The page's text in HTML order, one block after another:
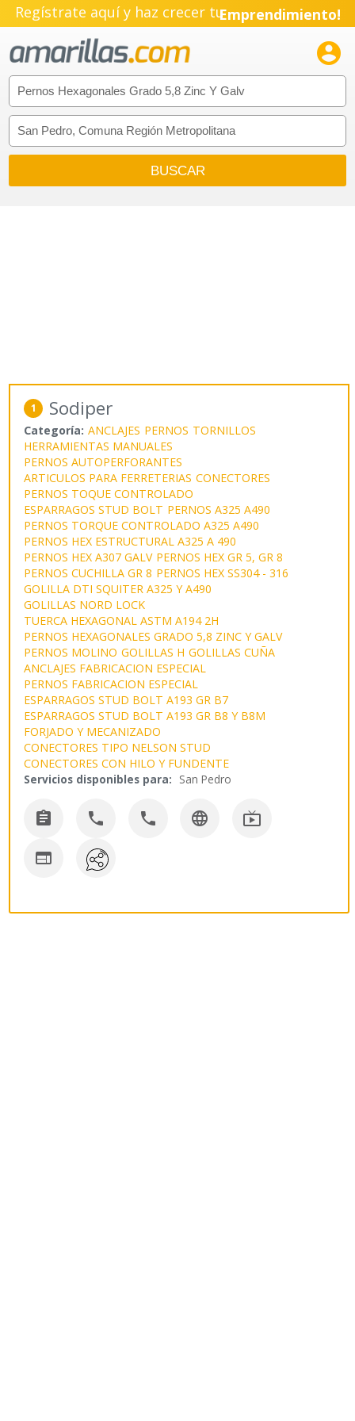
Regístrate aquí y haz crecer tuEmprendimiento!

1 Sodiper
Categoría: ANCLAJES PERNOS TORNILLOS
HERRAMIENTAS MANUALES
PERNOS AUTOPERFORANTES
ARTICULOS PARA FERRETERIAS CONECTORES
PERNOS TOQUE CONTROLADO
ESPARRAGOS STUD BOLT PERNOS A325 A490
PERNOS TORQUE CONTROLADO A325 A490
PERNOS HEX ESTRUCTURAL A325 A 490
PERNOS HEX A307 GALV PERNOS HEX GR 5, GR 8
PERNOS CUCHILLA GR 8 PERNOS HEX SS304 - 316
GOLILLA DTI SQUITER A325 Y A490
GOLILLAS NORD LOCK
TUERCA HEXAGONAL ASTM A194 2H
PERNOS HEXAGONALES GRADO 5,8 ZINC Y GALV
PERNOS MOLINO GOLILLAS H GOLILLAS CUÑA
ANCLAJES FABRICACION ESPECIAL
PERNOS FABRICACION ESPECIAL
ESPARRAGOS STUD BOLT A193 GR B7
ESPARRAGOS STUD BOLT A193 GR B8 Y B8M
FORJADO Y MECANIZADO
CONECTORES TIPO NELSON STUD
CONECTORES CON HILO Y FUNDENTE
Servicios disponibles para: San Pedro
    
